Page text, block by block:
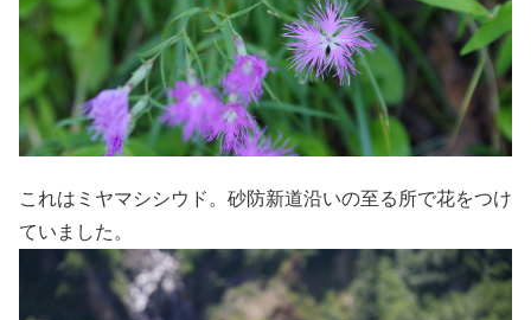
これはミヤマシシウド。砂防新道沿いの至る所で花をつけ
ていました。